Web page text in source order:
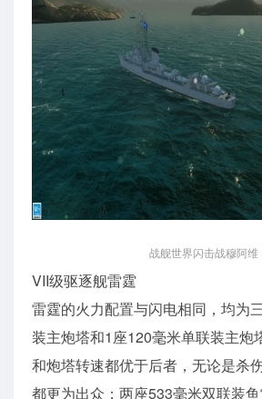
战舰世界闪击战穆阿维
VII级驱逐舰雷霆
雷霆的火力配置与闪电相同，均为
装主炮塔和1座120毫米单联装主炮
和炮塔转速都优于后者，无论是杀
都更为出众；两座533毫米双联装